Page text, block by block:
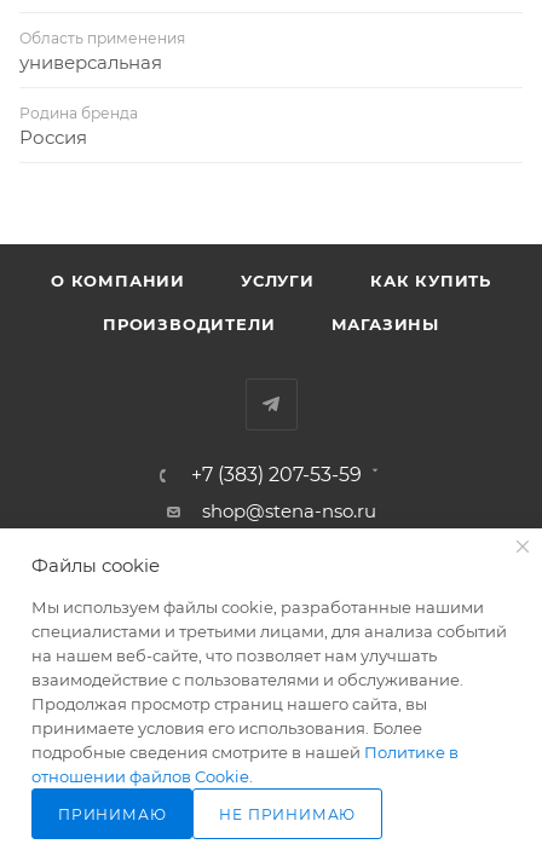
ПОД ЗАКАЗ
Область применения
универсальная
Родина бренда
Россия
О КОМПАНИИ УСЛУГИ КАК КУПИТЬ
ПРОИЗВОДИТЕЛИ МАГАЗИНЫ
+7 (383) 207-53-59
shop@stena-nso.ru
г.Новосибирск ул.Восход, 26/1
ПОЛИТИКА КОНФИДЕНЦИАЛЬНОСТИ
2026 © Родные стены - товары для строительства и ремонта!
Файлы cookie
Мы используем файлы cookie, разработанные нашими
специалистами и третьими лицами, для анализа событий
на нашем веб-сайте, что позволяет нам улучшать
взаимодействие с пользователями и обслуживание.
Продолжая просмотр страниц нашего сайта, вы
принимаете условия его использования. Более
подробные сведения смотрите в нашей Политике в
отношении файлов Cookie
ПРИНИМАЮ НЕ ПРИНИМАЮ